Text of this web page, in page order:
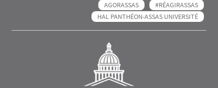
AGORASSAS
#RÉAGIRASSAS
HAL PANTHÉON-ASSAS UNIVERSITÉ